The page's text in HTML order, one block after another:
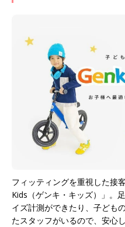
フィッティングを重視した接
Kids（ゲンキ・キッズ）」。
イズ計測ができたり、子ども
たスタッフがいるので、安心